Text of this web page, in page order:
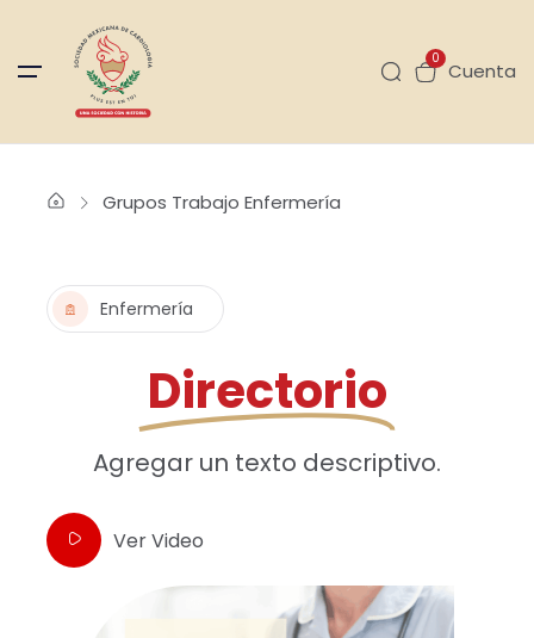
0
Cuenta
Grupos Trabajo Enfermería
Enfermería
Directorio
Agregar un texto descriptivo.
Ver Video